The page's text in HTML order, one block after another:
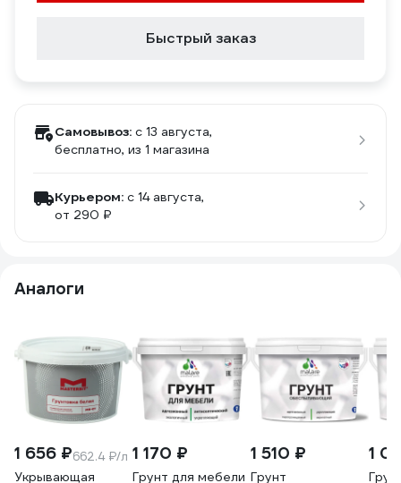
Быстрый заказ
Самовывоз: c 13 августа,
бесплатно, из 1 магазина
Курьером: c 14 августа,
от 290 ₽
Аналоги
1 656 ₽662.4 ₽/л
Укрывающая
1 170 ₽
Грунт для мебели
1 510 ₽
Грунт
1